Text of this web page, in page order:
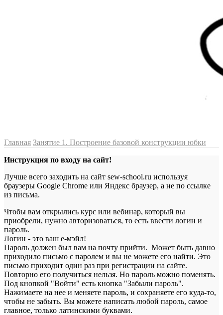
Главная Занятие 1. Построение базовой конструкции юбки
Инструкция по входу на сайт!
Лучше всего заходить на сайт sew-school.ru используя
браузеры Google Chrome или Яндекс браузер, а не по ссылке
из письма.
Чтобы вам открылись курс или вебинар, который вы
приобрели, нужно авторизоваться, то есть ввести логин и
пароль.
Логин - это ваш е-мэйл!
Пароль должен был вам на почту прийти. Может быть давно
приходило письмо с паролем и вы не можете его найти. Это
письмо приходит один раз при регистрации на сайте.
Повторно его получиться нельзя. Но пароль можно поменять.
Под кнопкой "Войти" есть кнопка "Забыли пароль".
Нажимаете на нее и меняете пароль, и сохраняете его куда-то,
чтобы не забыть. Вы можете написать любой пароль, самое
главное, только латинскими буквами.